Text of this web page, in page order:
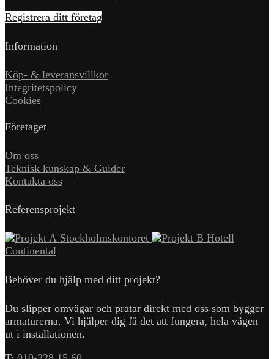
Registrera ditt företag
Information
Köp- & leveransvillkor
Integritetspolicy
Cookies
Företaget
Om oss
Teknisk kunskap & Guider
Kontakta oss
Referensprojekt
Stockholmskontoret
Hotell
Continental
Behöver du hjälp med ditt projekt?
Du slipper omvägar och pratar direkt med oss som bygger
armaturerna. Vi hjälper dig få det att fungera, hela vägen
ut i installationen.